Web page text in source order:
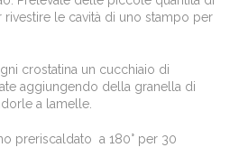
rivestire le cavità di uno stampo per
crostatina un cucchiaio di
aggiungendo della granella di
a lamelle.
preriscaldato a 180° per 30